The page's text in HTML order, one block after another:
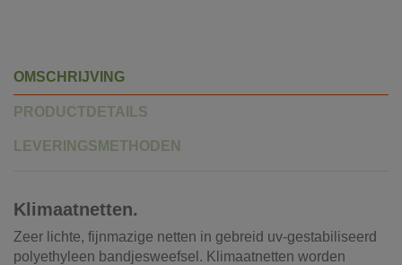
OMSCHRIJVING
PRODUCTDETAILS
LEVERINGSMETHODEN
Klimaatnetten.
Zeer lichte, fijnmazige netten in gebreid uv-gestabiliseerd
polyethyleen bandjesweefsel. Klimaatnetten worden